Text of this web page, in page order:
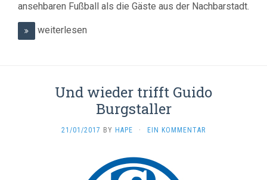
ansehbaren Fußball als die Gäste aus der Nachbarstadt.
weiterlesen
Und wieder trifft Guido
Burgstaller
21/01/2017 BY HAPE · EIN KOMMENTAR